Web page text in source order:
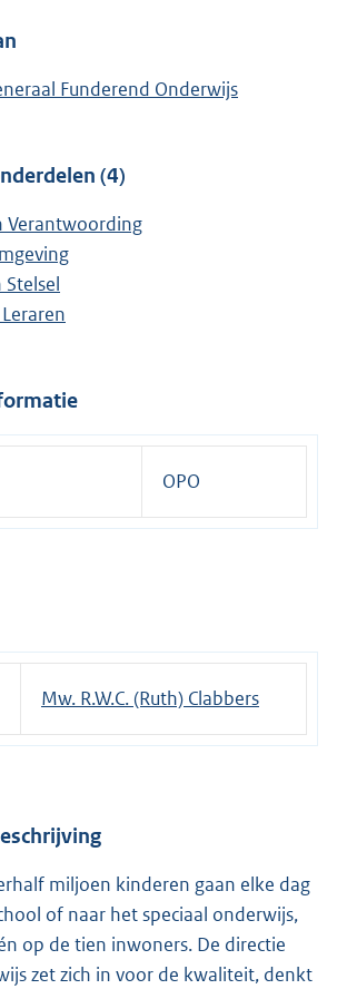
l
k
Funderend Onderwijs
(4)
Verantwoording
Stelsel
OPO
Mw. R.W.C. (Ruth) Clabbers
miljoen kinderen gaan elke dag
of naar het speciaal onderwijs,
op de tien inwoners. De directie
zet zich in voor de kwaliteit, denkt